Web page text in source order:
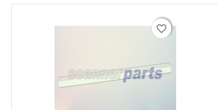
favorite_border
favorite_border